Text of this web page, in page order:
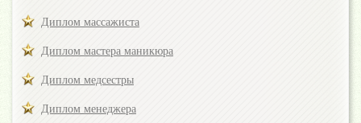
Диплом массажиста
Диплом мастера маникюра
Диплом медсестры
Диплом менеджера